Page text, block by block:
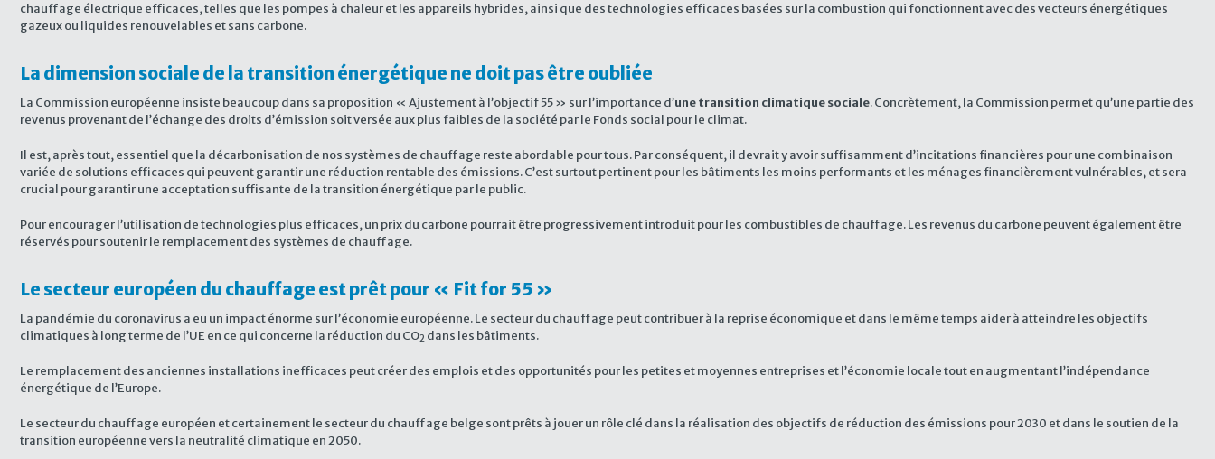
chauffage électrique efficaces, telles que les pompes à chaleur et les appareils hybrides, ainsi que des technologies efficaces basées sur la combustion qui fonctionnent avec des vecteurs énergétiques
gazeux ou liquides renouvelables et sans carbone.
La dimension sociale de la transition énergétique ne doit pas être oubliée
La Commission européenne insiste beaucoup dans sa proposition « Ajustement à l’objectif 55 » sur l’importance d’une transition climatique sociale. Concrètement, la Commission permet qu’une partie des
revenus provenant de l’échange des droits d’émission soit versée aux plus faibles de la société par le Fonds social pour le climat.
Il est, après tout, essentiel que la décarbonisation de nos systèmes de chauffage reste abordable pour tous. Par conséquent, il devrait y avoir suffisamment d’incitations financières pour une combinaison
variée de solutions efficaces qui peuvent garantir une réduction rentable des émissions. C’est surtout pertinent pour les bâtiments les moins performants et les ménages financièrement vulnérables, et sera
crucial pour garantir une acceptation suffisante de la transition énergétique par le public.
Pour encourager l’utilisation de technologies plus efficaces, un prix du carbone pourrait être progressivement introduit pour les combustibles de chauffage. Les revenus du carbone peuvent également être
réservés pour soutenir le remplacement des systèmes de chauffage.
Le secteur européen du chauffage est prêt pour « Fit for 55 »
La pandémie du coronavirus a eu un impact énorme sur l’économie européenne. Le secteur du chauffage peut contribuer à la reprise économique et dans le même temps aider à atteindre les objectifs
climatiques à long terme de l’UE en ce qui concerne la réduction du CO2 dans les bâtiments.
Le remplacement des anciennes installations inefficaces peut créer des emplois et des opportunités pour les petites et moyennes entreprises et l’économie locale tout en augmentant l’indépendance
énergétique de l’Europe.
Le secteur du chauffage européen et certainement le secteur du chauffage belge sont prêts à jouer un rôle clé dans la réalisation des objectifs de réduction des émissions pour 2030 et dans le soutien de la
transition européenne vers la neutralité climatique en 2050.